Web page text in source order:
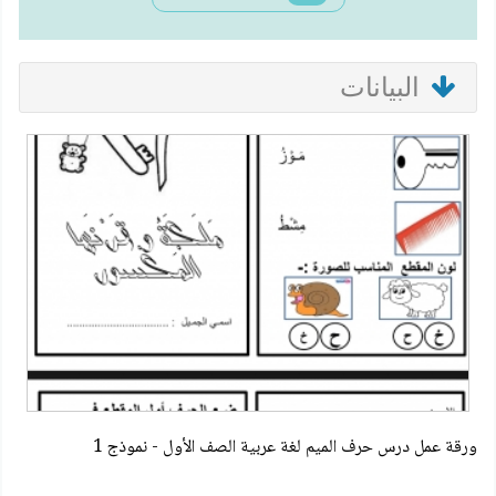
البيانات
ورقة عمل درس حرف الميم لغة عربية الصف الأول - نموذج 1